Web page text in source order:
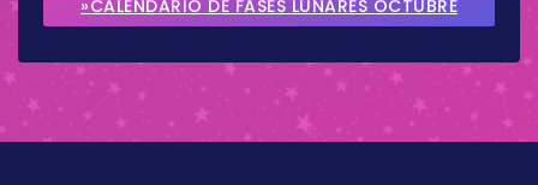
»CALENDARIO DE FASES LUNARES OCTUBRE